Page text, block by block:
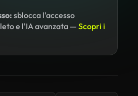
sblocca l'accesso
e l'IA avanzata —Scopri i